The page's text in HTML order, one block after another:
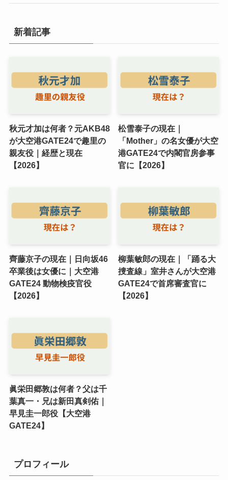
新着記事
秋元才加は何者？元AKB48
が大空港GATE24で趣里の
親友役｜経歴と現在
【2026】
松雪泰子の現在｜
「Mother」の名女優が大空
港GATE24で内閣官房参事
官に【2026】
齊藤京子の現在｜日向坂46
卒業後は女優に｜大空港
GATE24 動物検疫官役
【2026】
柳葉敏郎の現在｜「踊る大
捜査線」室井さんが大空港
GATE24で首席審査官に
【2026】
眞栄田郷敦は何者？父は千
葉真一・兄は新田真剣佑｜
早見圭一郎役【大空港
GATE24】
プロフィール